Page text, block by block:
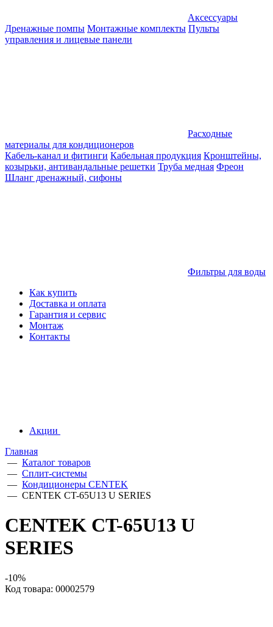
Аксессуары
Дренажные помпы Монтажные комплекты Пульты
управления и лицевые панели
Расходные
материалы для кондиционеров
Кабель-канал и фитинги Кабельная продукция Кронштейны,
козырьки, антивандальные решетки Труба медная Фреон
Шланг дренажный, сифоны
Фильтры для воды
Как купить
Доставка и оплата
Гарантия и сервис
Монтаж
Контакты
Акции
Главная
— Каталог товаров
— Сплит-системы
— Кондиционеры CENTEK
— CENTEK CT-65U13 U SERIES
CENTEK CT-65U13 U
SERIES
-10%
Код товара: 00002579